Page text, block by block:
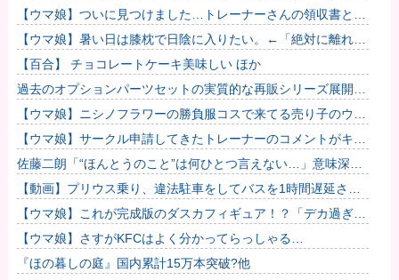
わせｗｗｗ「大変なことに…」
【ウマ娘】ついに見つけました…トレーナーさんの領収書と給
与明細！！
【ウマ娘】暑い日は膝枕で日陰に入りたい。←「絶対に離れた
くない場所だな」
【百合】 チョコレートケーキ美味しい ほか
過去のオプションパーツセットの実質的な再販シリーズ展開止
まるの早すぎない？
【ウマ娘】ニシノフラワーの勝負服コスで来てる売り子のウマ
娘！？
【ウマ娘】サークル申請してきたトレーナーのコメントがキモ
すぎて草ｗｗｗ「このまま成長したらどうなるんや…」
佐藤二朗「“ほんとうのこと”は何ひとつ言えない…」意味深投
稿に憶測殺到
【動画】プリウス乗り、違法駐車をしてバスを1時間遅延させ
てしまった模様
【ウマ娘】これが完成版のダスカフィギュア！？「デカ過ぎん
だろ…」
【ウマ娘】さすがKFCはよく分かってらっしゃる…
『ほの暮しの庭』国内累計15万本突破?他